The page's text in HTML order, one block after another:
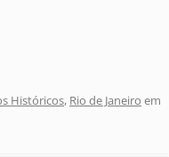
Históricos, Rio de Janeiro em